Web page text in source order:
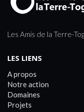
Les Amis de la Terre-
LES LIENS
A propos
Notre action
Domaines
Projets